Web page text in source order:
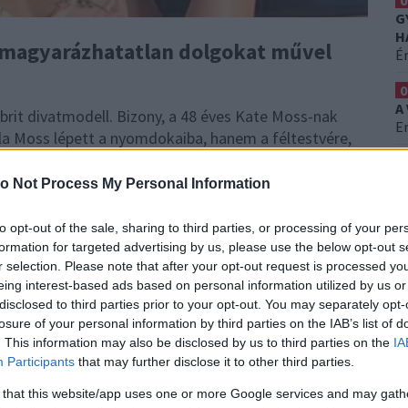
Not Process My Personal Information
opt-out of the sale, sharing to third parties, or processing of your
for targeted advertising by us, please use the below opt-out
selection. Please note that after your opt-out request is processed
interest-based ads based on personal information utilized by us
to third parties prior to your opt-out. You may separately
of your personal information by third parties on the IAB’s list of
This information may also be disclosed by us to third parties on the
Participants that may further disclose it to other third parties.
that this website/app uses one or more Google services and may
dolgokat művel
divatmodell. Bizony, a 48 éves Kate Moss-nak
Moss lépett a nyomdokaiba, hanem a féltestvére,
a botrányos dolgaival is sikeresen építi
mint félmillió Insta-követője van.
- Gyakorlatilag a
élte át!
tudják, hogy az egyik humorfaktor az egyes
ébredés soránegy-egy szereplő azzal
a mámoros állapotában.Kihúzta a saját
egy arctetkót. Nos, a 24 éves Lottie Moss
A